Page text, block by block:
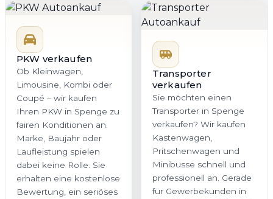
PKW verkaufen
Ob Kleinwagen,
Limousine, Kombi oder
Coupé – wir kaufen
Ihren PKW in Spenge zu
fairen Konditionen an.
Marke, Baujahr oder
Laufleistung spielen
dabei keine Rolle. Sie
erhalten eine kostenlose
Bewertung, ein seriöses
Transporter
verkaufen
Sie möchten einen
Transporter in Spenge
verkaufen? Wir kaufen
Kastenwagen,
Pritschenwagen und
Minibusse schnell und
professionell an. Gerade
für Gewerbekunden in